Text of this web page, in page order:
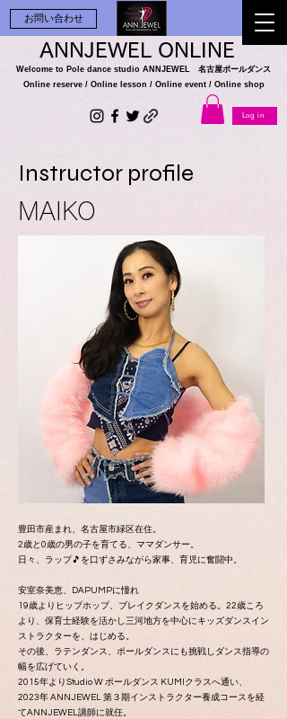
ANNJEWEL ONLINE
お問い合わせ
Welcome to Pole dance studio ANNJEWEL 名古屋ポールダンス
Online reserve / Online lesson / Online event / Online shop
Log in
Instructor profile
MAIKO
豊田市産まれ、名古屋市緑区在住。
2歳と0歳の男の子を育てる、ママダンサー。
日々、ラップ🎵を口ずさみながら家事、育児に奮闘中。
安室奈美恵、DAPUMPに憧れ
19歳よりヒップホップ、ブレイクダンスを始める。22歳ころ
より、保育士経験を活かし三河地方を中心にキッズダンスイン
ストラクターを、はじめる。
その後、ラテンダンス、ポールダンスにも挑戦しダンス指導の
幅を広げていく。
2015年よりStudio W ポールダンス KUMIクラスへ通い、
2023年 ANNJEWEL 第３期インストラクター養成コースを経
てANNJEWEL講師に就任。